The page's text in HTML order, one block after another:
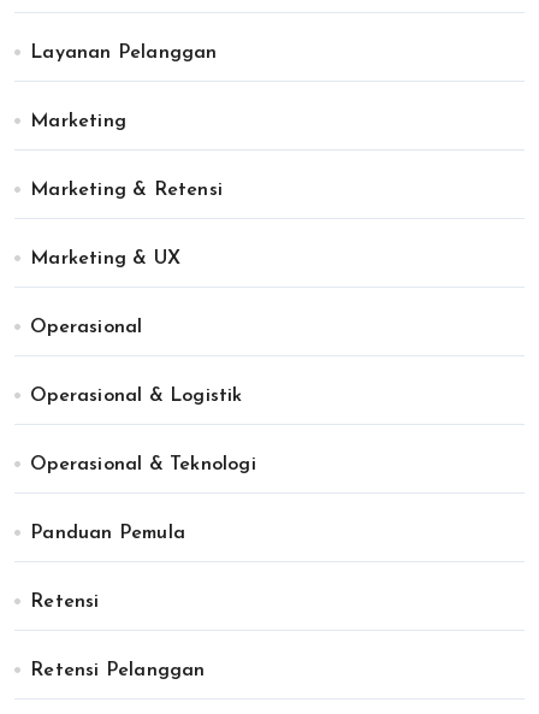
Layanan Pelanggan
Marketing
Marketing & Retensi
Marketing & UX
Operasional
Operasional & Logistik
Operasional & Teknologi
Panduan Pemula
Retensi
Retensi Pelanggan